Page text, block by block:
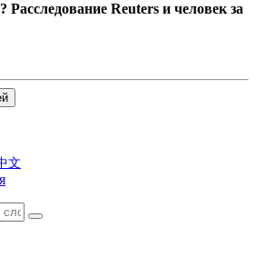
Расследование Reuters и человек за
文